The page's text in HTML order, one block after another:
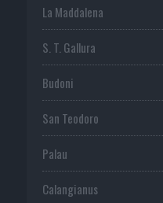
La Maddalena
S. T. Gallura
Budoni
San Teodoro
Palau
Calangianus